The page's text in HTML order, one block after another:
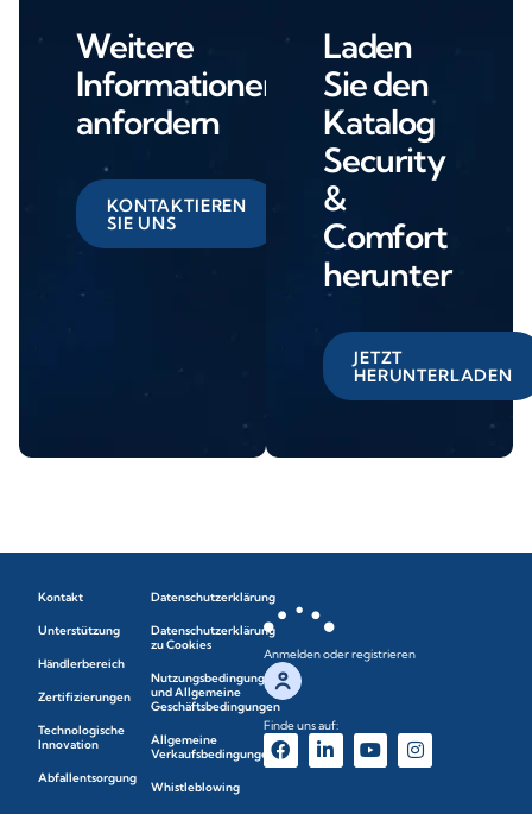
Weitere
Informationen
anfordern
KONTAKTIEREN
SIE UNS
Laden
Sie den
Katalog
Security
&
Comfort
herunter
JETZT
HERUNTERLADEN
Kontakt
Unterstützung
Händlerbereich
Zertifizierungen
Technologische
Innovation
Abfallentsorgung
Datenschutzerklärung
Datenschutzerklärung
zu Cookies
Nutzungsbedingungen
und Allgemeine
Geschäftsbedingungen
Allgemeine
Verkaufsbedingungen
Whistleblowing
Anmelden oder registrieren
Finde uns auf: